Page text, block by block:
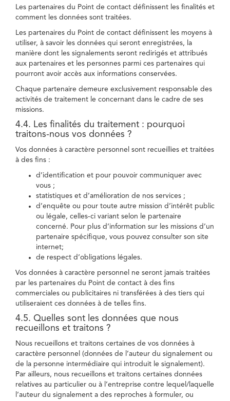
Les partenaires du Point de contact définissent les finalités et
comment les données sont traitées.
Les partenaires du Point de contact définissent les moyens à
utiliser, à savoir les données qui seront enregistrées, la
manière dont les signalements seront redirigés et attribués
aux partenaires et les personnes parmi ces partenaires qui
pourront avoir accès aux informations conservées.
Chaque partenaire demeure exclusivement responsable des
activités de traitement le concernant dans le cadre de ses
missions.
4.4. Les finalités du traitement : pourquoi
traitons-nous vos données ?
Vos données à caractère personnel sont recueillies et traitées
à des fins :
d’identification et pour pouvoir communiquer avec
vous ;
statistiques et d’amélioration de nos services ;
d’enquête ou pour toute autre mission d’intérêt public
ou légale, celles-ci variant selon le partenaire
concerné. Pour plus d’information sur les missions d’un
partenaire spécifique, vous pouvez consulter son site
internet;
de respect d’obligations légales.
Vos données à caractère personnel ne seront jamais traitées
par les partenaires du Point de contact à des fins
commerciales ou publicitaires ni transférées à des tiers qui
utiliseraient ces données à de telles fins.
4.5. Quelles sont les données que nous
recueillons et traitons ?
Nous recueillons et traitons certaines de vos données à
caractère personnel (données de l’auteur du signalement ou
de la personne intermédiaire qui introduit le signalement).
Par ailleurs, nous recueillons et traitons certaines données
relatives au particulier ou à l’entreprise contre lequel/laquelle
l’auteur du signalement a des reproches à formuler, ou